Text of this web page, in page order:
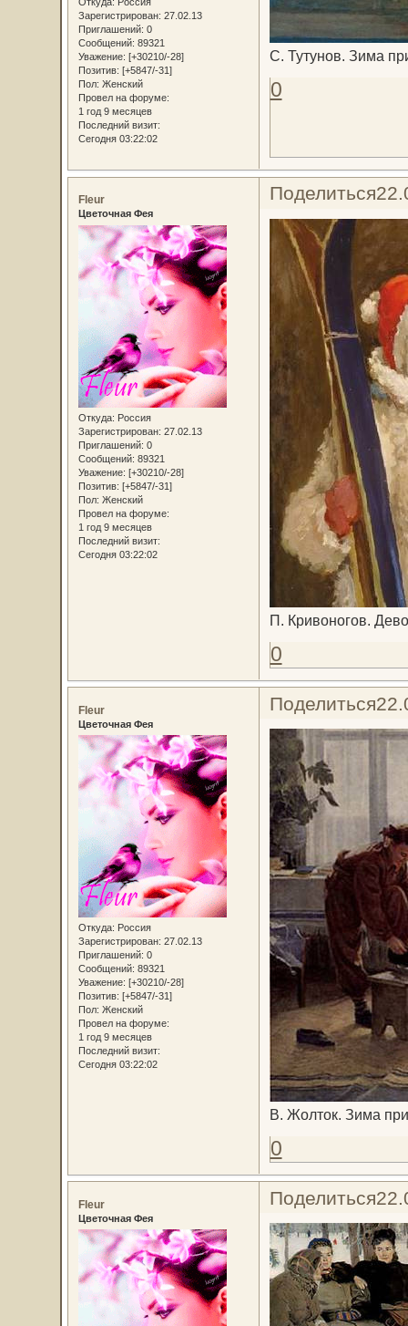
Зарегистрирован: 27.02.13
Приглашений: 0
Сообщений: 89321
Уважение: [+30210/-28]
Позитив: [+5847/-31]
Пол: Женский
Провел на форуме:
1 год 9 месяцев
Последний визит:
Сегодня 03:22:02
С. Тутунов. Зима
0
Поделиться
Fleur
Цветочная Фея
Откуда: Россия
Зарегистрирован: 27.02.13
Приглашений: 0
Сообщений: 89321
Уважение: [+30210/-28]
Позитив: [+5847/-31]
Пол: Женский
Провел на форуме:
1 год 9 месяцев
Последний визит:
Сегодня 03:22:02
П. Кривоногов.
0
Поделиться
Fleur
Цветочная Фея
Откуда: Россия
Зарегистрирован: 27.02.13
Приглашений: 0
Сообщений: 89321
Уважение: [+30210/-28]
Позитив: [+5847/-31]
Пол: Женский
Провел на форуме:
1 год 9 месяцев
Последний визит:
Сегодня 03:22:02
В. Жолток. Зима
0
Поделиться
Fleur
Цветочная Фея